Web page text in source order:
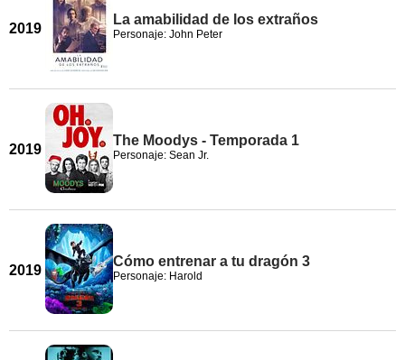
2019
La amabilidad de los extraños
Personaje: John Peter
2019
The Moodys - Temporada 1
Personaje: Sean Jr.
2019
Cómo entrenar a tu dragón 3
Personaje: Harold